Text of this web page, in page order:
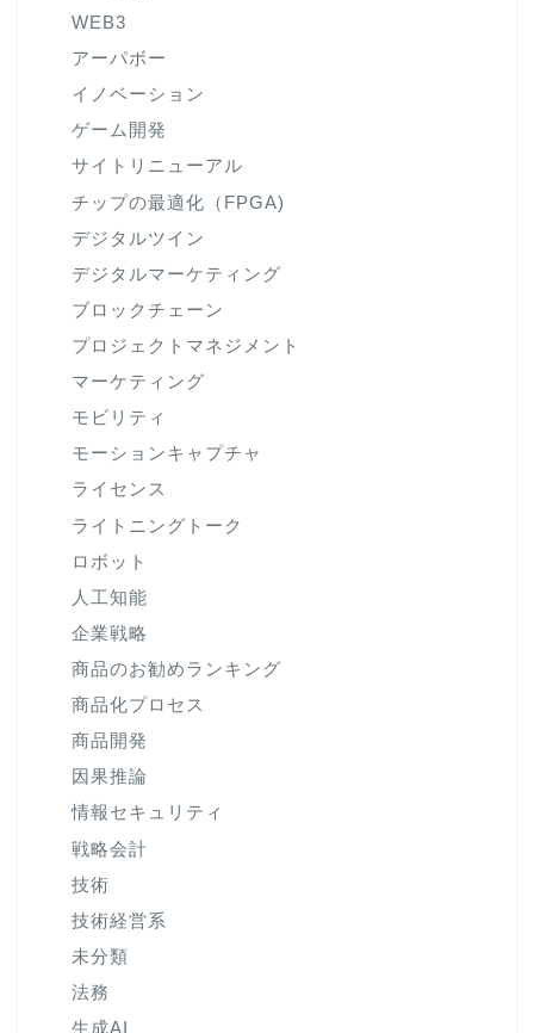
WEB3
アーパボー
イノベーション
ゲーム開発
サイトリニューアル
チップの最適化（FPGA)
デジタルツイン
デジタルマーケティング
ブロックチェーン
プロジェクトマネジメント
マーケティング
モビリティ
モーションキャプチャ
ライセンス
ライトニングトーク
ロボット
人工知能
企業戦略
商品のお勧めランキング
商品化プロセス
商品開発
因果推論
情報セキュリティ
戦略会計
技術
技術経営系
未分類
法務
生成AI